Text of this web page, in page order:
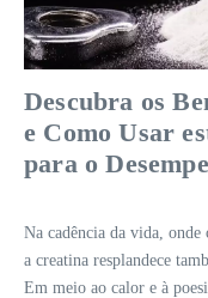
Descubra os
e Como Usar
para o
Na cadência da vida, onde
a creatina resplandece
Em meio ao calor e à